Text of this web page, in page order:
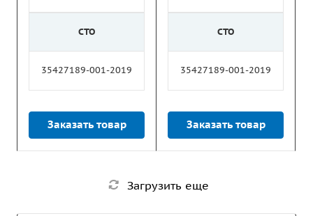
СТО
35427189-001-2019
Заказать товар
СТО
35427189-001-2019
Заказать товар
Загрузить еще